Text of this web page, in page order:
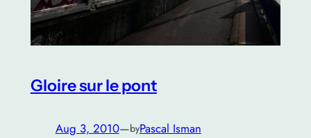
Gloire sur le pont
Aug 3, 2010—byPascal Isman